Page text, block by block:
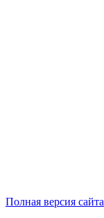
Полная версия сайта